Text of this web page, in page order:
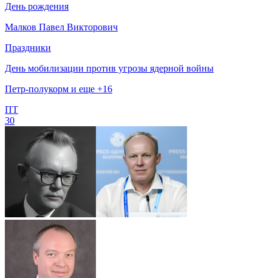
День рождения
Малков Павел Викторович
Праздники
День мобилизации против угрозы ядерной войны
Петр-полукорм и еще +16
ПТ
30